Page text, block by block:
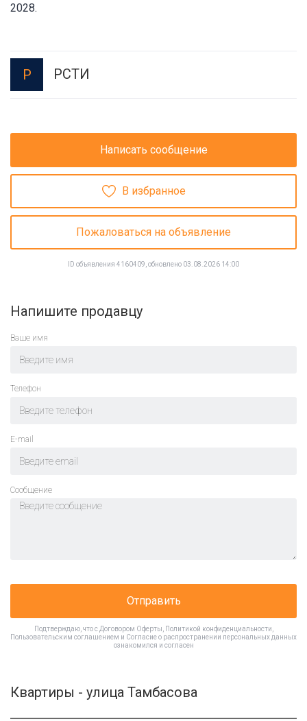
2028.
Р РСТИ
Написать сообщение
В избранное
Пожаловаться на объявление
ID объявления 4160409, обновлено 03.08.2026 14:00
Напишите продавцу
Ваше имя
Телефон
E-mail
Cообщение
Отправить
Подтверждаю, что с Договором Оферты Политикой конфиденциальности
Пользовательским соглашением и Согласие о распространении персональных данных
ознакомился и согласен
Квартиры - улица Тамбасова